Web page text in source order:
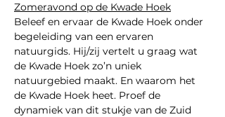
Zomeravond op de Kwade Hoek
Beleef en ervaar de Kwade Hoek onder
begeleiding van een ervaren
natuurgids. Hij/zij vertelt u graag wat
de Kwade Hoek zo’n uniek
natuurgebied maakt. En waarom het
de Kwade Hoek heet. Proef de
dynamiek van dit stukje van de Zuid